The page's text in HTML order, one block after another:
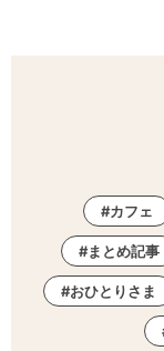
カフェ
まとめ記事
おひとりさま